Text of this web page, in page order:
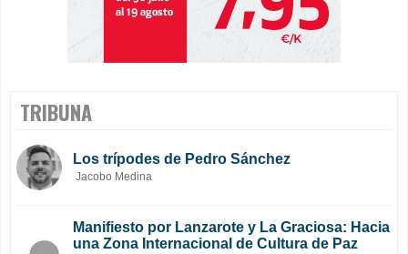
TRIBUNA
Los trípodes de Pedro Sánchez
Jacobo Medina
Manifiesto por Lanzarote y La Graciosa: Hacia
una Zona Internacional de Cultura de Paz